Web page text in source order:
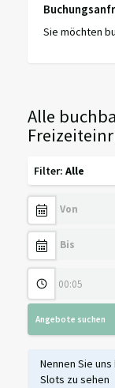
Sie möchten
Alle
Filter: Alle
Angebote suchen
Nennen Sie uns
Slots zu sehen